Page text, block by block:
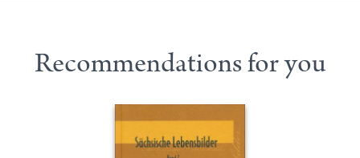
Recommendations for you